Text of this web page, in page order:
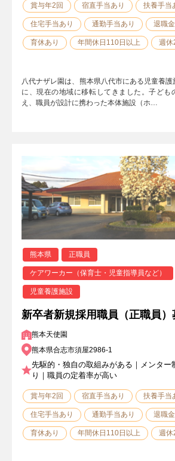
賞与年2回 宿直手当あり 扶養手当
住宅手当あり 通勤手当あり 退職
育休あり 年間休日110日以上 週休
八代ナザレ園は、熊本県八代市にある児童養
に、現在の地域に移転してきました。子ども
え、職員が設計に携わった本体施設（ホ…
熊本県 正職員
ケアワーカー（保育士・児童指導員など）
児童養護施設
新卒者新規採用職員（正職員）
熊本天使園
熊本県合志市須屋2986-1
先駆的・独自の取組みがある｜メンター
り｜職員の定着率が高い
賞与年2回 宿直手当あり 扶養手当
住宅手当あり 通勤手当あり 退職
育休あり 年間休日110日以上 週休